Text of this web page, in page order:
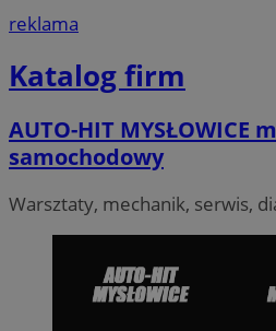
reklama
Katalog firm
AUTO-HIT MYSŁOWICE
samochodowy
Warsztaty, mechanik, serwis,